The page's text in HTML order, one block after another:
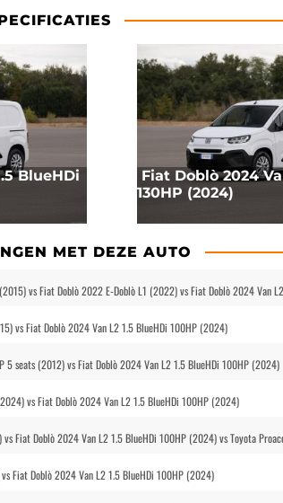
BlueHDi
Fiat Doblò 2024
130HP (2024)
MET DEZE AUTO
vs Fiat Doblò 2022 E-Doblò L1 (2022) vs Fiat Doblò 2024 Van
vs Fiat Doblò 2024 Van L2 1.5 BlueHDi 100HP (2024)
5 seats (2012) vs Fiat Doblò 2024 Van L2 1.5 BlueHDi 100HP (2024)
vs Fiat Doblò 2024 Van L2 1.5 BlueHDi 100HP (2024)
vs Fiat Doblò 2024 Van L2 1.5 BlueHDi 100HP (2024) vs Toyota
Fiat Doblò 2024 Van L2 1.5 BlueHDi 100HP (2024)